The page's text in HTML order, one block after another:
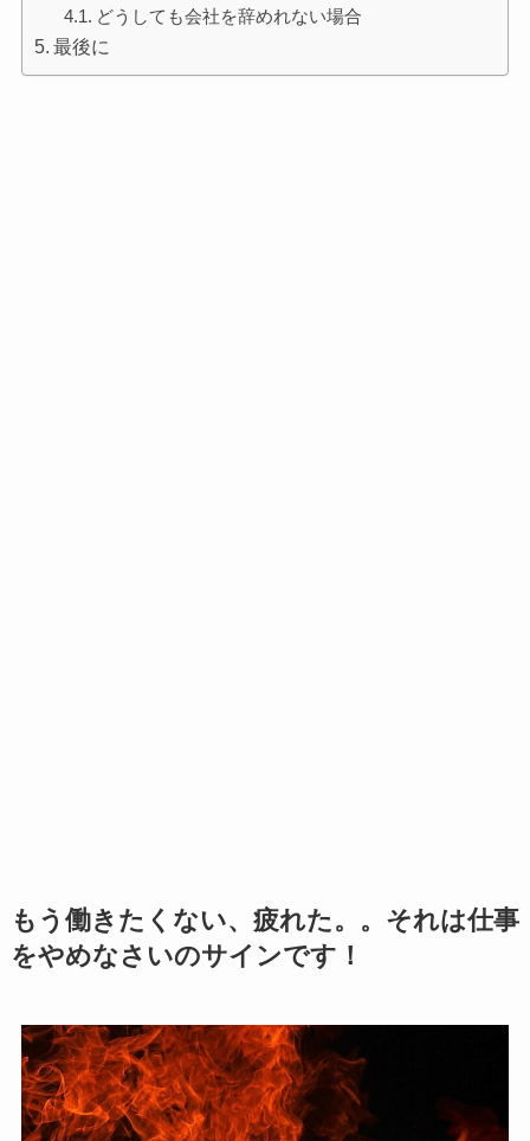
どうしても会社を辞めれない場合
最後に
もう働きたくない、疲れた。。それは仕事
をやめなさいのサインです！